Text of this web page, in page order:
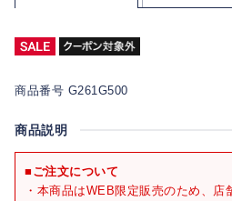
商品番号 G261G500
商品説明
■ご注文について
・本商品はWEB限定販売のため、